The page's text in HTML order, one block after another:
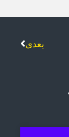
بعدی